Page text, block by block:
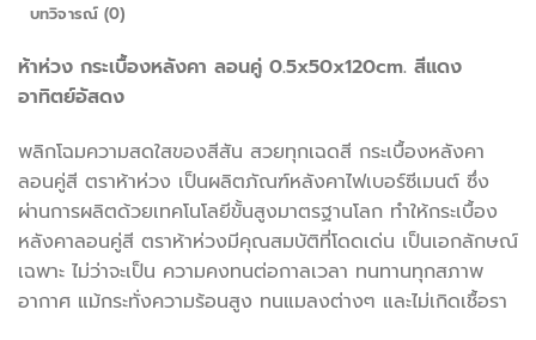
บทวิจารณ์ (0)
ห้าห่วง กระเบื้องหลังคา ลอนคู่ 0.5x50x120cm. สีแดง
อาทิตย์อัสดง
พลิกโฉมความสดใสของสีสัน สวยทุกเฉดสี กระเบื้องหลังคา
ลอนคู่สี ตราห้าห่วง เป็นผลิตภัณฑ์หลังคาไฟเบอร์ซีเมนต์ ซึ่ง
ผ่านการผลิตด้วยเทคโนโลยีขั้นสูงมาตรฐานโลก ทำให้กระเบื้อง
หลังคาลอนคู่สี ตราห้าห่วงมีคุณสมบัติที่โดดเด่น เป็นเอกลักษณ์
เฉพาะ ไม่ว่าจะเป็น ความคงทนต่อกาลเวลา ทนทานทุกสภาพ
อากาศ แม้กระทั่งความร้อนสูง ทนแมลงต่างๆ และไม่เกิดเชื้อรา